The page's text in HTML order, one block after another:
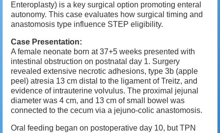
Enteroplasty) is a key surgical option promoting enteral
autonomy. This case evaluates how surgical timing and
anastomosis type influence STEP eligibility.
Case Presentation:
A female neonate born at 37+5 weeks presented with
intestinal obstruction on postnatal day 1. Surgery
revealed extensive necrotic adhesions, type 3b (apple
peel) atresia 13 cm distal to the ligament of Treitz, and
evidence of intrauterine volvulus. The proximal jejunal
diameter was 4 cm, and 13 cm of small bowel was
connected to the cecum via a jejuno-colic anastomosis.
Oral feeding began on postoperative day 10, but TPN